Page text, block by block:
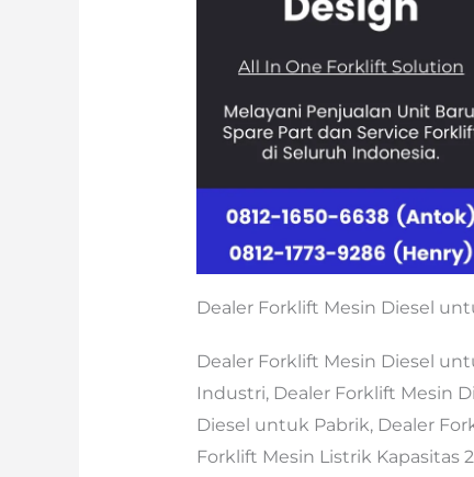
Dealer Forklift Mesin Diesel
Dealer Forklift Mesin Diesel
Industri, Dealer Forklift Mesin
Diesel untuk Pabrik, Dealer
Forklift Mesin Listrik Kapasitas